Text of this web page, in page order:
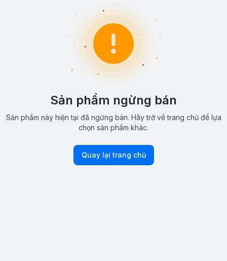
Sản phẩm ngừng bán
Sản phẩm này hiện tại đã ngừng bán. Hãy trở về trang chủ để lựa
chọn sản phẩm khác.
Quay lại trang chủ